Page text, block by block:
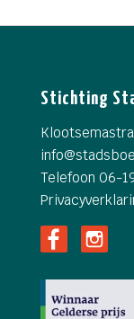
Stichting
info@
Telefoon 06-